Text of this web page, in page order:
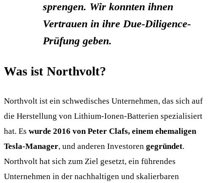
sprengen. Wir konnten ihnen
Vertrauen in ihre Due-Diligence-
Prüfung geben.
Was ist Northvolt?
Northvolt ist ein schwedisches Unternehmen, das sich auf
die Herstellung von Lithium-Ionen-Batterien spezialisiert
hat. Es wurde 2016 von Peter Clafs, einem ehemaligen
Tesla-Manager, und anderen Investoren gegründet.
Northvolt hat sich zum Ziel gesetzt, ein führendes
Unternehmen in der nachhaltigen und skalierbaren